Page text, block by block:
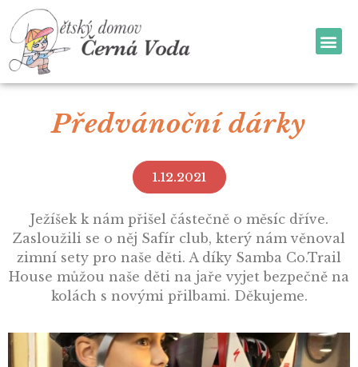
Předvánoční dárky
1.12.2021
Ježíšek k nám přišel částečně o měsíc dříve.
Zasloužili se o něj Safír club, který nám věnoval
zimní sety pro naše děti. A díky Samba Co.Trail
House můžou naše děti na jaře vyjet bezpečně na
kolách s novými přilbami. Děkujeme.